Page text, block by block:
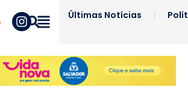
Últimas Notícias